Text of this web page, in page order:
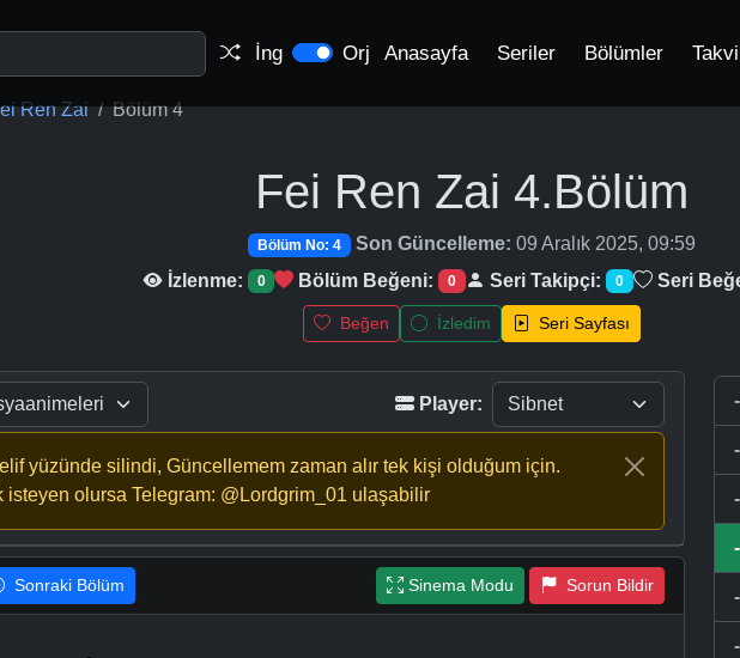
İng Orj Anasayfa Seriler Bölümler
Ren Zai Bölüm 4
Fei Ren Zai 4.Bölüm
Bölüm No: 4 Son Güncelleme: 09 Aralık 2025, 09:59
İzlenme:
0 Bölüm Beğeni: 0 Seri Takipçi: 0 Seri
Beğen İzledim Seri Sayfası
Player:
yüzünde silindi, Güncellemem zaman alır tek kişi olduğum için.
isteyen olursa Telegram: @Lordgrim_01 ulaşabilir
Sonraki Bölüm Sinema Modu Sorun Bildir
-
-
-
-
-
-